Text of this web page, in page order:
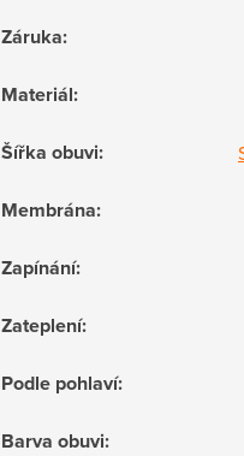
Záruka:
Materiál:
Šířka obuvi:
Membrána:
Zapínání:
Zateplení:
Podle pohlaví:
Barva obuvi: